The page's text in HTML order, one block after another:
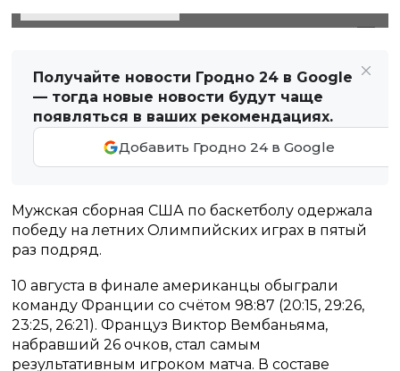
Получайте новости Гродно 24 в Google
— тогда новые новости будут чаще
появляться в ваших рекомендациях.
Добавить Гродно 24 в Google
Мужская сборная США по баскетболу одержала
победу на летних Олимпийских играх в пятый
раз подряд.
10 августа в финале американцы обыграли
команду Франции со счётом 98:87 (20:15, 29:26,
23:25, 26:21). Француз Виктор Вембаньяма,
набравший 26 очков, стал самым
результативным игроком матча. В составе